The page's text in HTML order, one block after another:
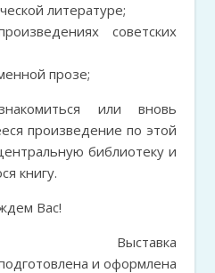
литературе;
советских
прозе;
или вновь
произведение по этой
библиотеку и
книгу.
Вас!
и оформлена